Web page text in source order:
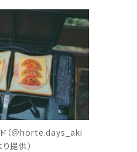
（＠horte.days_aki
提供）